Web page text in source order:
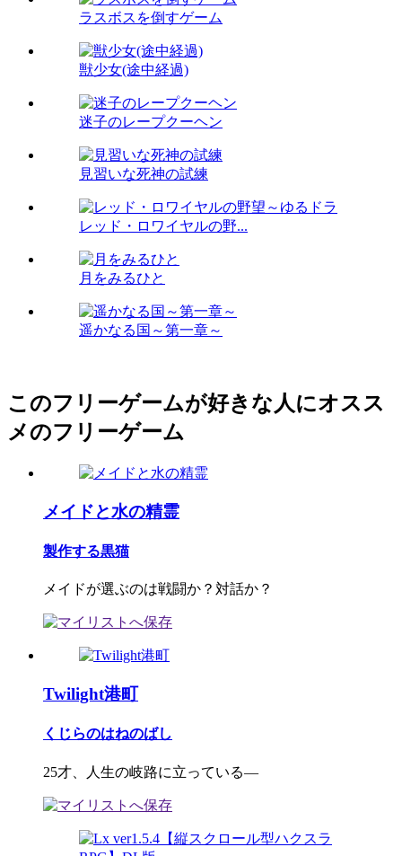
ラスボスを倒すゲーム
獣少女(途中経過)
迷子のレープクーヘン
見習いな死神の試練
レッド・ロワイヤルの野...
月をみるひと
遥かなる国～第一章～
このフリーゲームが好きな人にオスス
メのフリーゲーム
メイドと水の精霊
製作する黒猫
メイドが選ぶのは戦闘か？対話か？
Twilight港町
くじらのはねのばし
25才、人生の岐路に立っている―